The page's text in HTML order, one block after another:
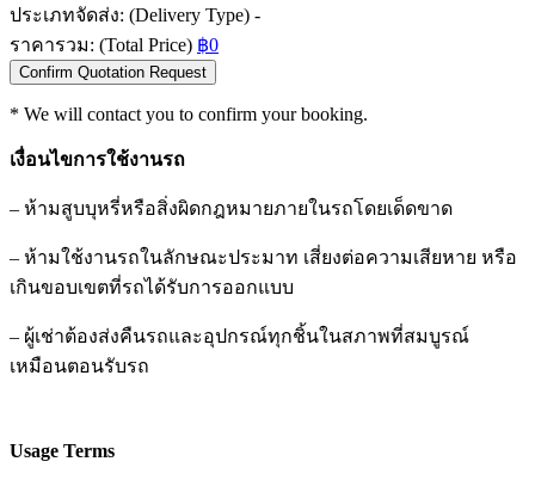
ประเภทจัดส่ง: (Delivery Type) -
ราคารวม: (Total Price) ฿0
Confirm Quotation Request
* We will contact you to confirm your booking.
เงื่อนไขการใช้งานรถ
– ห้ามสูบบุหรี่หรือสิ่งผิดกฎหมายภายในรถโดยเด็ดขาด
– ห้ามใช้งานรถในลักษณะประมาท เสี่ยงต่อความเสียหาย หรือ
เกินขอบเขตที่รถได้รับการออกแบบ
– ผู้เช่าต้องส่งคืนรถและอุปกรณ์ทุกชิ้นในสภาพที่สมบูรณ์
เหมือนตอนรับรถ
Usage Terms